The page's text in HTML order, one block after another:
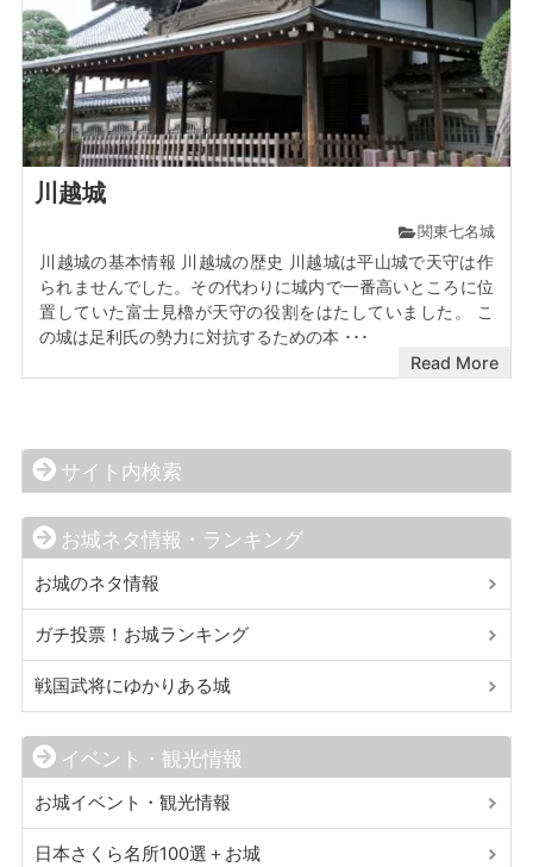
川越城
関東七名城
川越城の基本情報 川越城の歴史 川越城は平山城で天守は作
られませんでした。その代わりに城内で一番高いところに位
置していた富士見櫓が天守の役割をはたしていました。 こ
の城は足利氏の勢力に対抗するための本 ･･･
Read More
サイト内検索
お城ネタ情報・ランキング
お城のネタ情報
ガチ投票！お城ランキング
戦国武将にゆかりある城
イベント・観光情報
お城イベント・観光情報
日本さくら名所100選＋お城